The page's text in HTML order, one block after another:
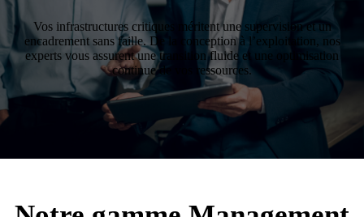
Vos infrastructures critiques méritent une supervision et un
encadrement sans faille. De la conception à l’exploitation, nos
experts vous assurent une transition fluide et une optimisation
continue de vos ressources.